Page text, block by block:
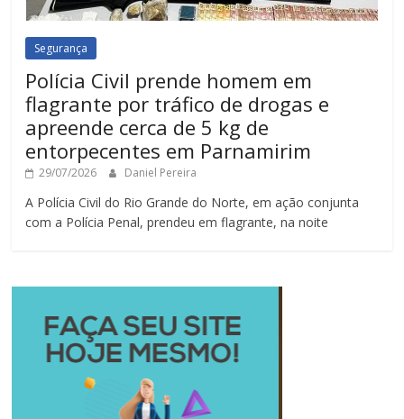
Segurança
Polícia Civil prende homem em
flagrante por tráfico de drogas e
apreende cerca de 5 kg de
entorpecentes em Parnamirim
29/07/2026 Daniel Pereira
A Polícia Civil do Rio Grande do Norte, em ação conjunta
com a Polícia Penal, prendeu em flagrante, na noite